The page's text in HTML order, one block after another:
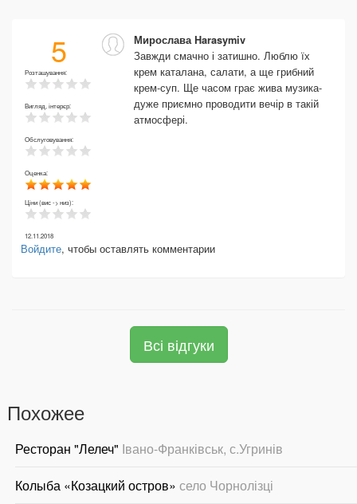
5
Розташування:
Вигляд, інтерєр:
Обслуговування:
Оценка:
Ціни (вис -> низ):
Мирослава Harasymiv
Завжди смачно і затишно. Люблю їх
крем каталана, салати, а ще грибний
крем-суп. Ще часом грає жива музика-
дуже приємно проводити вечір в такій
атмосфері.
12.11.2018
Войдите, чтобы оставлять комментарии
Всі відгуки
Похожее
Ресторан "Лелеч" Івано-Франківськ, с.Угринів
Колыба «Козацкий остров» село Чорнолізці